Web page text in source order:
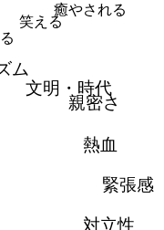
癒やされる
笑える
ム
文明・時代
親密さ
熱血
緊張感
対立性